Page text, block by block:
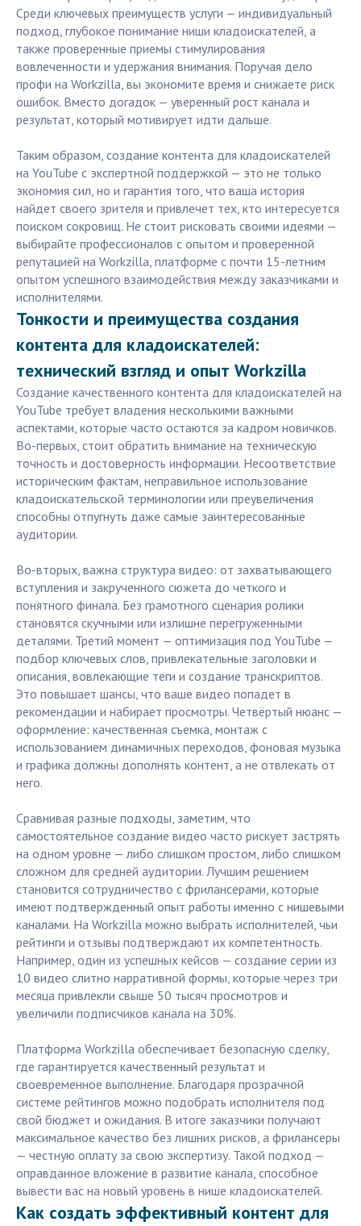
Среди ключевых преимуществ услуги — индивидуальный
подход, глубокое понимание ниши кладоискателей, а
также проверенные приемы стимулирования
вовлеченности и удержания внимания. Поручая дело
профи на Workzilla, вы экономите время и снижаете риск
ошибок. Вместо догадок — уверенный рост канала и
результат, который мотивирует идти дальше.
Таким образом, создание контента для кладоискателей
на YouTube с экспертной поддержкой — это не только
экономия сил, но и гарантия того, что ваша история
найдет своего зрителя и привлечет тех, кто интересуется
поиском сокровищ. Не стоит рисковать своими идеями —
выбирайте профессионалов с опытом и проверенной
репутацией на Workzilla, платформе с почти 15-летним
опытом успешного взаимодействия между заказчиками и
исполнителями.
Тонкости и преимущества создания
контента для кладоискателей:
технический взгляд и опыт Workzilla
Создание качественного контента для кладоискателей на
YouTube требует владения несколькими важными
аспектами, которые часто остаются за кадром новичков.
Во-первых, стоит обратить внимание на техническую
точность и достоверность информации. Несоответствие
историческим фактам, неправильное использование
кладоискательской терминологии или преувеличения
способны отпугнуть даже самые заинтересованные
аудитории.
Во-вторых, важна структура видео: от захватывающего
вступления и закрученного сюжета до четкого и
понятного финала. Без грамотного сценария ролики
становятся скучными или излишне перегруженными
деталями. Третий момент — оптимизация под YouTube —
подбор ключевых слов, привлекательные заголовки и
описания, вовлекающие теги и создание транскриптов.
Это повышает шансы, что ваше видео попадет в
рекомендации и набирает просмотры. Четвёртый нюанс —
оформление: качественная съемка, монтаж с
использованием динамичных переходов, фоновая музыка
и графика должны дополнять контент, а не отвлекать от
него.
Сравнивая разные подходы, заметим, что
самостоятельное создание видео часто рискует застрять
на одном уровне — либо слишком простом, либо слишком
сложном для средней аудитории. Лучшим решением
становится сотрудничество с фрилансерами, которые
имеют подтвержденный опыт работы именно с нишевыми
каналами. На Workzilla можно выбрать исполнителей, чьи
рейтинги и отзывы подтверждают их компетентность.
Например, один из успешных кейсов — создание серии из
10 видео слитно нарративной формы, которые через три
месяца привлекли свыше 50 тысяч просмотров и
увеличили подписчиков канала на 30%.
Платформа Workzilla обеспечивает безопасную сделку,
где гарантируется качественный результат и
своевременное выполнение. Благодаря прозрачной
системе рейтингов можно подобрать исполнителя под
свой бюджет и ожидания. В итоге заказчики получают
максимальное качество без лишних рисков, а фрилансеры
— честную оплату за свою экспертизу. Такой подход —
оправданное вложение в развитие канала, способное
вывести вас на новый уровень в нише кладоискателей.
Как создать эффективный контент для